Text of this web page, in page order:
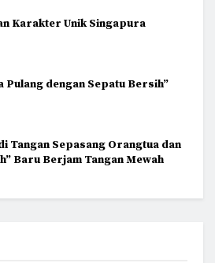
Karakter Unik Singapura
Pulang dengan Sepatu Bersih”
Tangan Sepasang Orangtua dan
Baru Berjam Tangan Mewah